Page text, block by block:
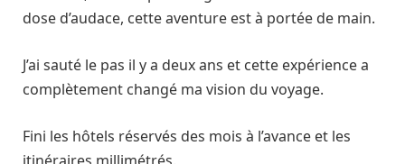
dose d’audace, cette aventure est à portée de main.
J’ai sauté le pas il y a deux ans et cette expérience a
complètement changé ma vision du voyage.
Fini les hôtels réservés des mois à l’avance et les
itinéraires millimétrés.